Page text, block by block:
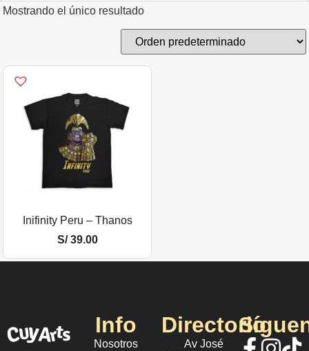
Mostrando el único resultado
Inifinity Peru – Thanos
S/39.00
Info
Nosotros
Directorio
Av José